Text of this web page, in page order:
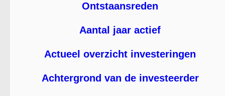
Ontstaansreden
Aantal jaar actief
Actueel overzicht investeringen
Achtergrond van de investeerder